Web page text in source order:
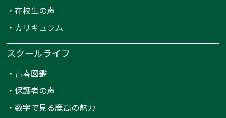
・在校生の声
・ カリキュラム
スクールライフ
・ 青春図鑑
・保護者の声
・数字で見る鹿高の魅力